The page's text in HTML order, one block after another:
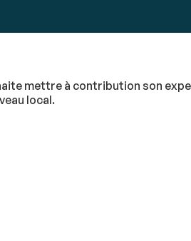
mettre à contribution son
local.